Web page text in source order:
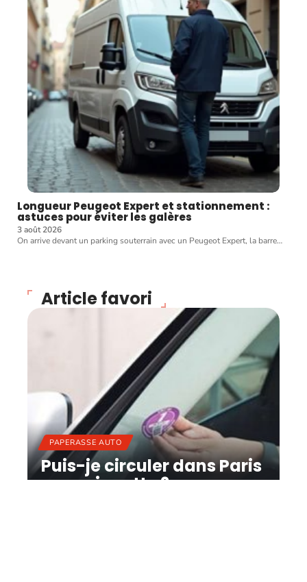
Longueur Peugeot Expert et stationnement :
astuces pour éviter les galères
3 août 2026
On arrive devant un parking souterrain avec un Peugeot Expert, la barre…
Article favori
PAPERASSE AUTO
Puis-je circuler dans Paris
sans vignette ?